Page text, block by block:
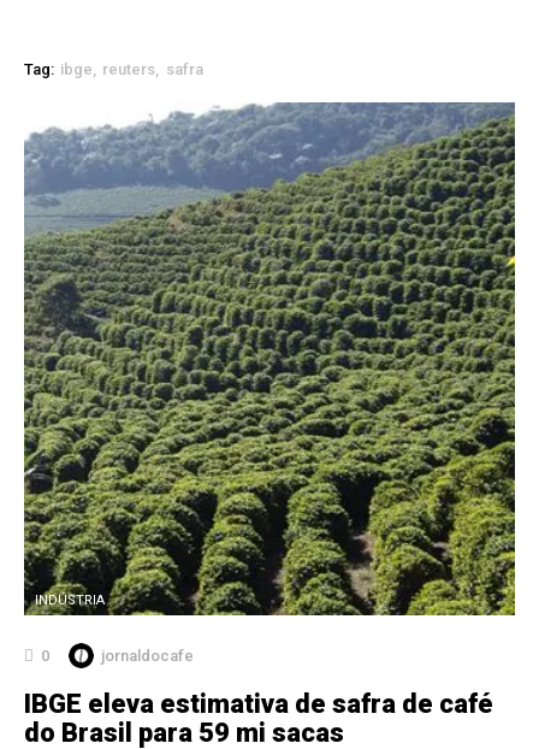
Tag: ibge reuters safra
INDÚSTRIA
0 jornaldocafe
IBGE eleva estimativa de safra de café
do Brasil para 59 mi sacas